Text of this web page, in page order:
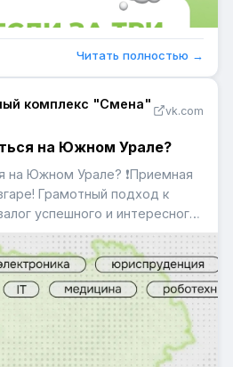
Читать полностью →
комплекс "Смена" vk.com
на Южном Урале?
Урале? ❗️Приемная
Грамотный подход к
успешного и интересного
подходящее учебное
области. Профили